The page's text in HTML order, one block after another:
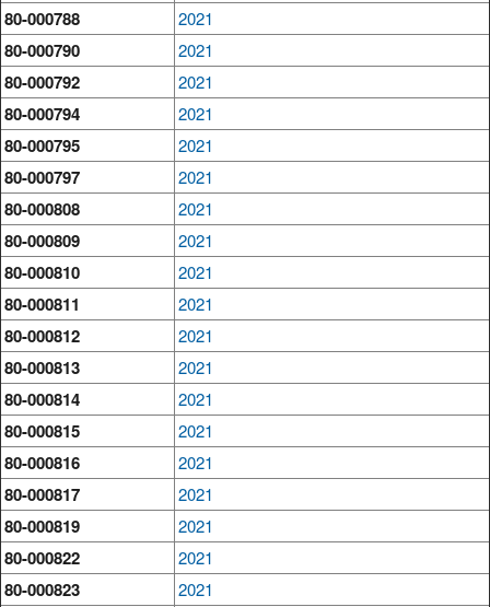
80-000788 2021
80-000790 2021
80-000792 2021
80-000794 2021
80-000795 2021
80-000797 2021
80-000808 2021
80-000809 2021
80-000810 2021
80-000811 2021
80-000812 2021
80-000813 2021
80-000814 2021
80-000815 2021
80-000816 2021
80-000817 2021
80-000819 2021
80-000822 2021
80-000823 2021